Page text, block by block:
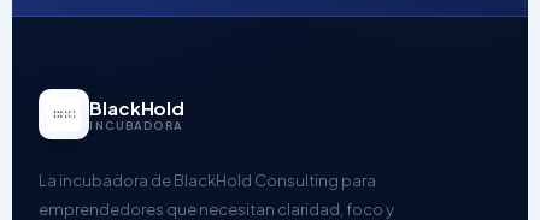
BlackHold
INCUBADORA
La incubadora de BlackHold Consulting para
emprendedores que necesitan claridad, foco y